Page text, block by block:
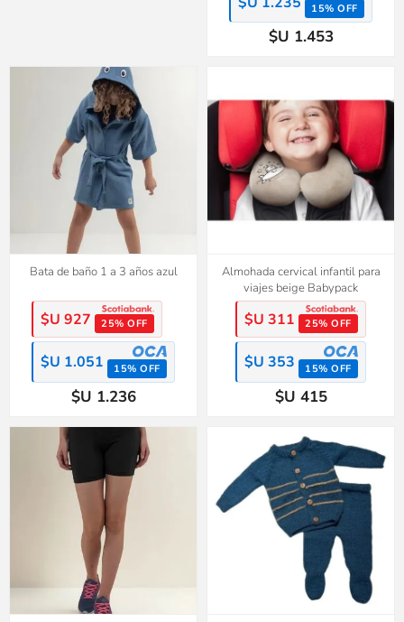
15% OFF
$U 1.453
Bata de baño 1 a 3 años azul
$U 927 25% OFF
$U 1.051 15% OFF
$U 1.236
Almohada cervical infantil para
viajes beige Babypack
$U 311 25% OFF
$U 353 15% OFF
$U 415